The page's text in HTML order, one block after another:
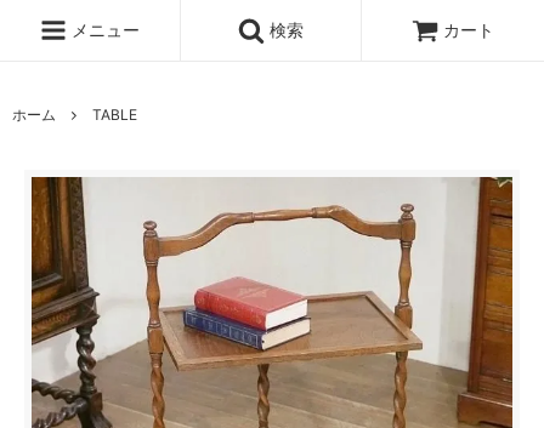
メニュー 検索 カート
ホーム TABLE